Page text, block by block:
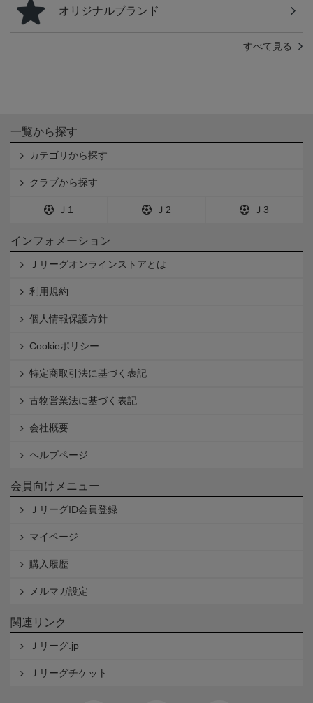
オリジナルブランド
すべて見る
一覧から探す
カテゴリから探す
クラブから探す
Ｊ1 Ｊ2 Ｊ3
インフォメーション
Ｊリーグオンラインストアとは
利用規約
個人情報保護方針
Cookieポリシー
特定商取引法に基づく表記
古物営業法に基づく表記
会社概要
ヘルプページ
会員向けメニュー
ＪリーグID会員登録
マイページ
購入履歴
メルマガ設定
関連リンク
Ｊリーグ.jp
Ｊリーグチケット